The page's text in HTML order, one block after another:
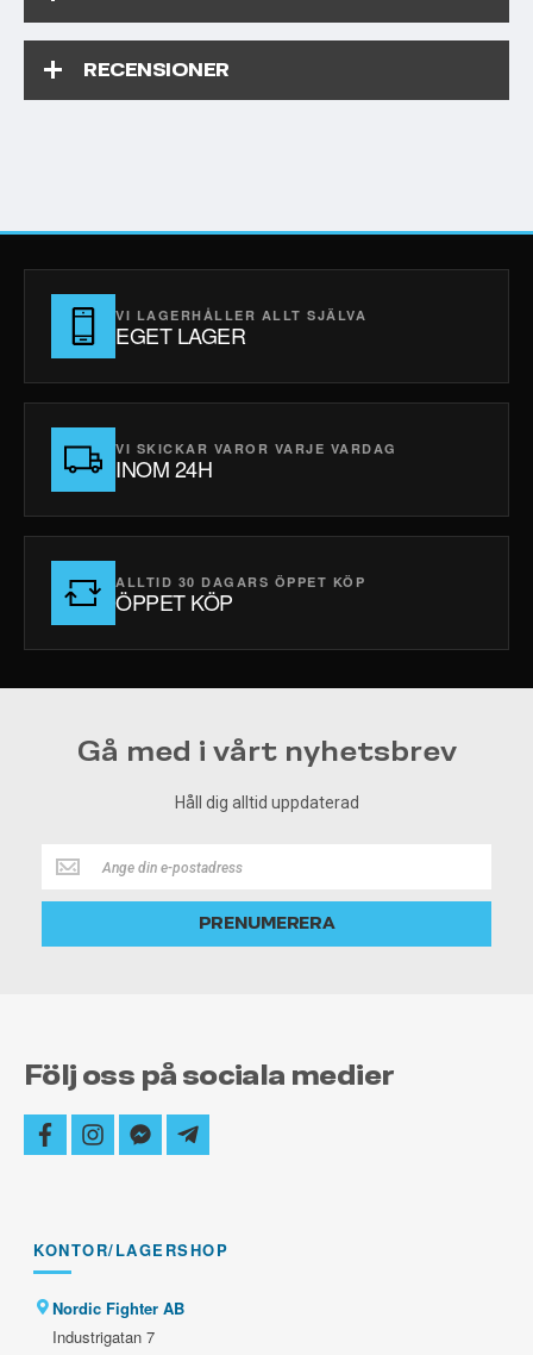
RECENSIONER
VI LAGERHÅLLER ALLT SJÄLVA
EGET LAGER
VI SKICKAR VAROR VARJE VARDAG
INOM 24H
ALLTID 30 DAGARS ÖPPET KÖP
ÖPPET KÖP
Gå med i vårt nyhetsbrev
Håll dig alltid uppdaterad
Håll
dig
alltid
PRENUMERERA
Följ oss på sociala medier
facebookinstagram
facebook-
messenger
telegram-
plane
KONTOR/LAGERSHOP
Nordic Fighter AB
Industrigatan 7